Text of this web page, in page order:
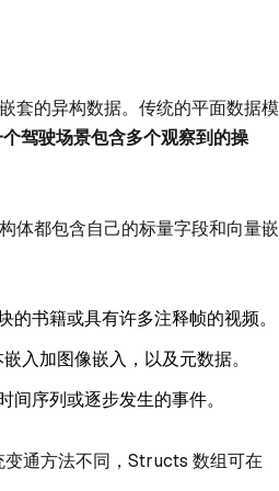
套的异构数据。传统的平面数据模
驾驶场景包含多个观察到的操
体都包含自己的标量字段和向量嵌
书籍或具有许多注释帧的视频。
入加图像嵌入，以及元数据。
序列或逐步发生的事件。
通方法不同，Structs 数组可在